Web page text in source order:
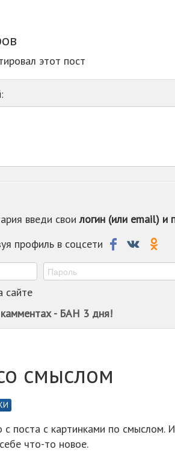
этот пост
введи своилогин (или email) и
профиль в соцсети
сайте
- БАН 3 дня!
смыслом
поста с картинками по смыслом.
что-то новое.